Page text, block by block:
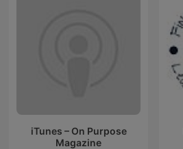
iTunes – On Purpose
Magazine